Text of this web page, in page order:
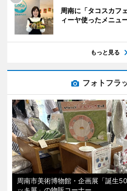
周南に「タコスカフ
ィーヤ使ったメニュ
もっと見る
フォトフラ
周南市美術博物館・企画展「誕生